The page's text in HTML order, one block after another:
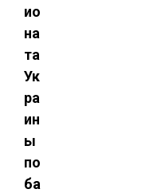
ио
на
та
Ук
ра
ин
ы
по
ба